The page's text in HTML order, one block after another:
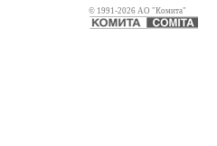
© 1991-2026 АО "Комита"